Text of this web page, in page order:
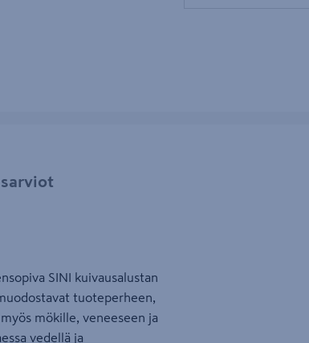
SINI kuivausalustan
tuoteperheen,
mökille, veneeseen ja
vedellä ja